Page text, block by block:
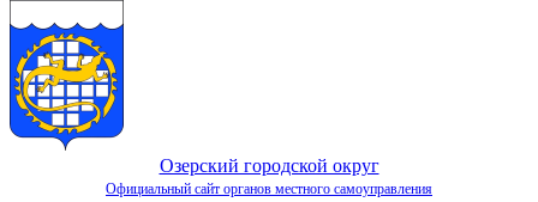
Озерский городской округ
Официальный сайт органов местного самоуправления